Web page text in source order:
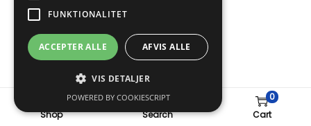
Shop Search
0
Cart
FUNKTIONALITET
ACCEPTER ALLE AFVIS ALLE
VIS DETALJER
POWERED BY COOKIESCRIPT